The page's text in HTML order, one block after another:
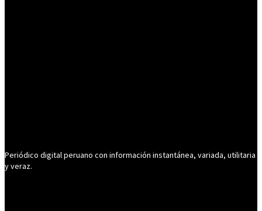
Periódico digital peruano con información instantánea, variada, utilitaria
y veraz.